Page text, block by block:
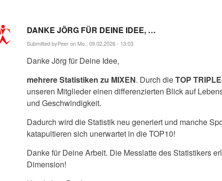
DANKE JÖRG FÜR DEINE IDEE, …
Submitted byPeeron Mo., 09.02.2026 - 13:03
Danke Jörg für Deine Idee,
mehrere Statistiken zu MIXEN. Durch dieTOP
unseren Mitglieder einen differenzierten Blick auf
und Geschwindigkeit.
Dadurch wird die Statistik neu generiert und manche
katapultieren sich unerwartet in die TOP10!
Danke für Deine Arbeit. Die Messlatte des Statistikers
Dimension!